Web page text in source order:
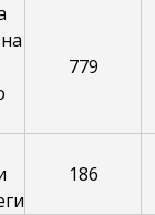
779
186